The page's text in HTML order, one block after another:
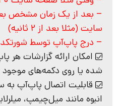
– بعد از یک زمان مشخص
سایت (مثلا بعد از 2 ثانیه)
– درج پاپ‌آپ توسط شورتکد
امکان ارائه گزارشات هر
شده یا روی دکمه‌های
قابلیت اتصال پاپ‌آپ
انبوه مانند میل‌چیمپ،